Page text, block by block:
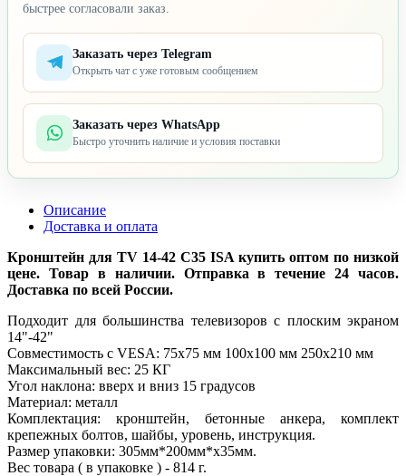
быстрее согласовали заказ.
Заказать через Telegram
Открыть чат с уже готовым сообщением
Заказать через WhatsApp
Быстро уточнить наличие и условия поставки
Описание
Доставка и оплата
Кронштейн для TV 14-42 C35 ISA купить оптом по низкой
цене. Товар в наличии. Отправка в течение 24 часов.
Доставка по всей России.
Подходит для большинства телевизоров с плоским экраном
14"-42"
Совместимость с VESA: 75х75 мм 100х100 мм 250х210 мм
Максимальный вес: 25 КГ
Угол наклона: вверх и вниз 15 градусов
Материал: металл
Комплектация: кронштейн, бетонные анкера, комплект
крепежных болтов, шайбы, уровень, инструкция.
Размер упаковки: 305мм*200мм*х35мм.
Вес товара ( в упаковке ) - 814 г.